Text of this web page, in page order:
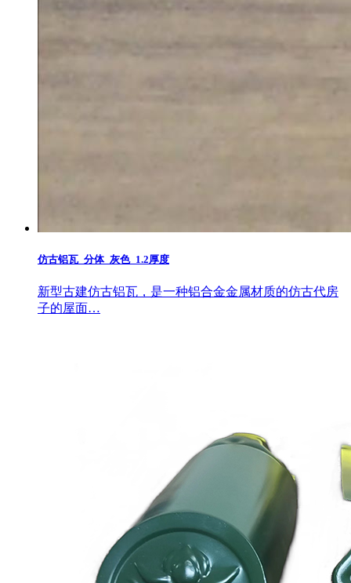
仿古铝瓦_分体_灰色_1.2厚度
新型古建仿古铝瓦，是一种铝合金金属材质的仿古代房
子的屋面…